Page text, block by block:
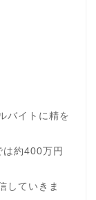
バイトに精を
約400万円
していきま